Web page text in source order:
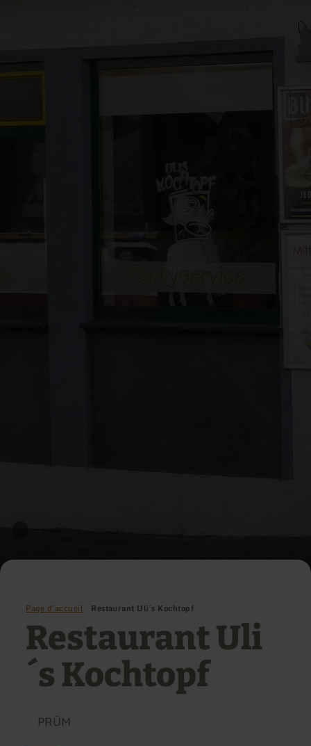
Page d'accueil Restaurant Uli´s Kochtopf
Restaurant Uli
´s Kochtopf
PRÜM